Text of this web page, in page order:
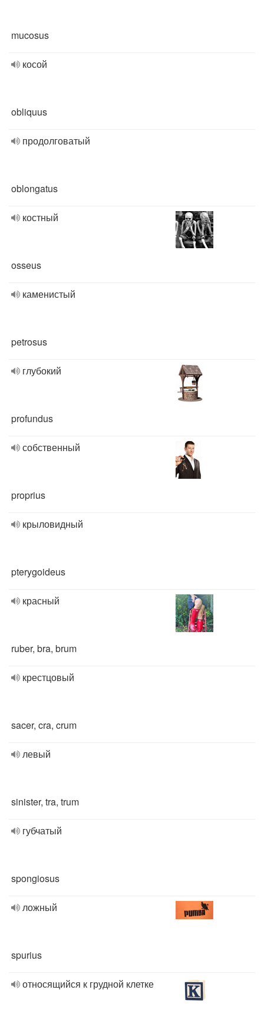
mucosus
косой
obliquus
продолговатый
oblongatus
костный
osseus
каменистый
petrosus
глубокий
profundus
собственный
proprius
крыловидный
pterygoideus
красный
ruber, bra, brum
крестцовый
sacer, cra, crum
левый
sinister, tra, trum
губчатый
spongiosus
ложный
spurius
относящийся к грудной клетке